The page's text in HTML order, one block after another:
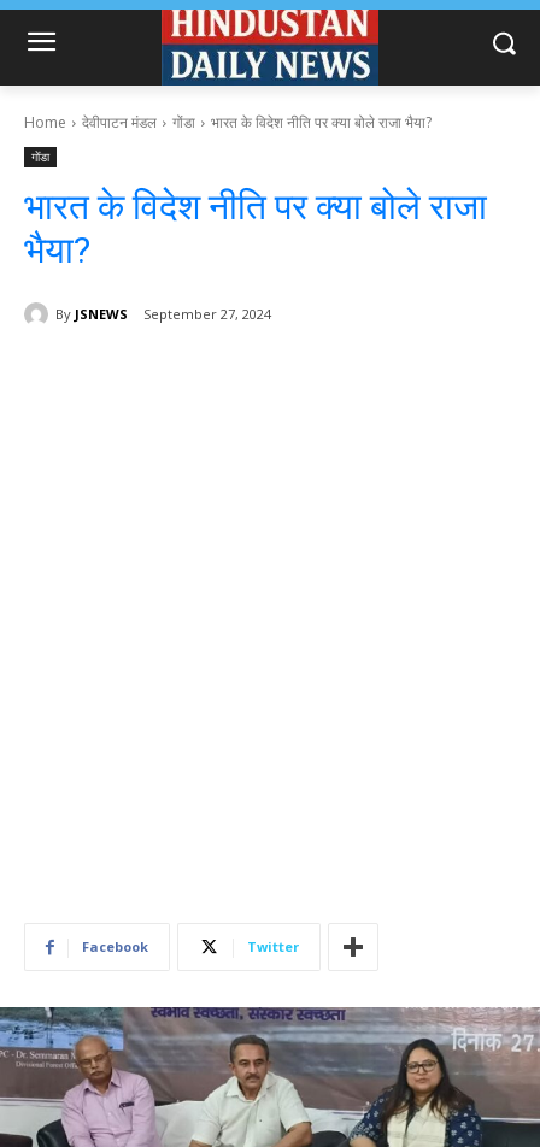
Home देवीपाटन मंडल गोंडा भारत के विदेश नीति पर क्या बोले राजा भैया?
गोंडा
भारत के विदेश नीति पर क्या बोले राजा
भैया?
By JSNEWS September 27, 2024
Facebook Twitter